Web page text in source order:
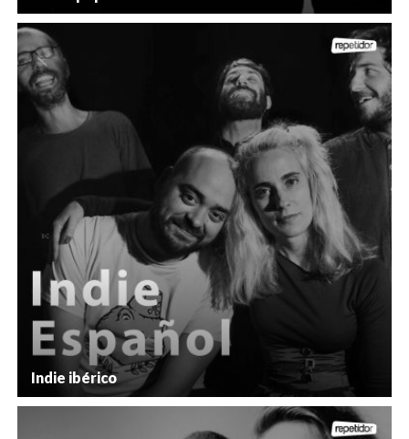
Indie ibérico